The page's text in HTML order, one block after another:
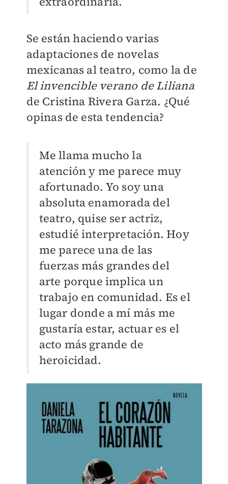
Se están haciendo varias
adaptaciones de novelas
mexicanas al teatro, como la de
El invencible verano de Liliana
de Cristina Rivera Garza. ¿Qué
opinas de esta tendencia?
Me llama mucho la
atención y me parece muy
afortunado. Yo soy una
absoluta enamorada del
teatro, quise ser actriz,
estudié interpretación. Hoy
me parece una de las
fuerzas más grandes del
arte porque implica un
trabajo en comunidad. Es el
lugar donde a mí más me
gustaría estar, actuar es el
acto más grande de
heroicidad.